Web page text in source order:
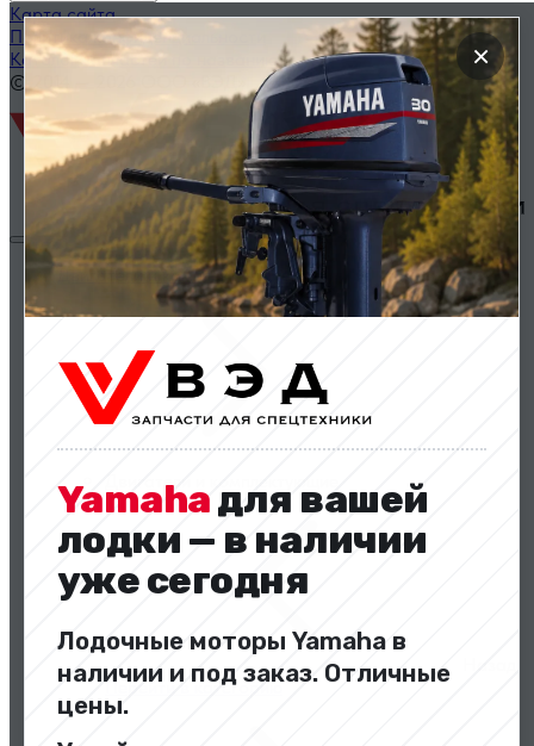
×
Yamahaдля вашей
лодки — в наличии
уже сегодня
Лодочные моторы Yamaha в
наличии и под заказ. Отличные
цены.
Карта сайта
Политика конфиденциальности
Каталог запчастей по названию
© 2014 — 2026 ООО «ВЭД»
Двигатели и комплектующие
Двигатели и комплектующие
Перейти в категорию